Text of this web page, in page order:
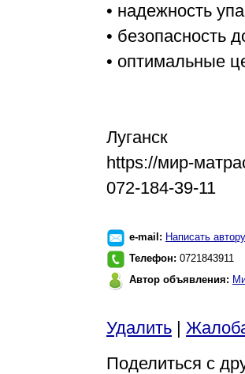
• надежность
• безопасность
• оптимальные
Луганск
https://мир-
072-184-39-11
e-mail: Написать автору
Телефон: 0721843911
Автор объявления:
Удалить |
Поделиться с